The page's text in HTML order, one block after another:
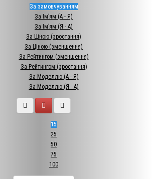
За замовчуванням
За Ім’ям (A - Я)
За Ім’ям (Я - A)
За Ціною (зростання)
За Ціною (зменшення)
За Рейтингом (зменшення)
За Рейтингом (зростання)
За Моделлю (A - Я)
За Моделлю (Я - A)
15
25
50
75
100